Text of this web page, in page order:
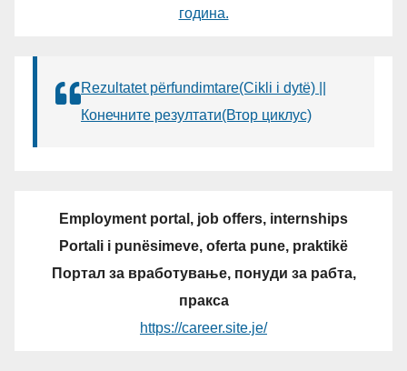
година.
Rezultatet përfundimtare(Cikli i dytë) ||
Конечните резултати(Втор циклус)
Employment portal, job offers, internships
Portali i punësimeve, oferta pune, praktikë
Портал за вработување, понуди за рабта,
пракса
https://career.site.je/